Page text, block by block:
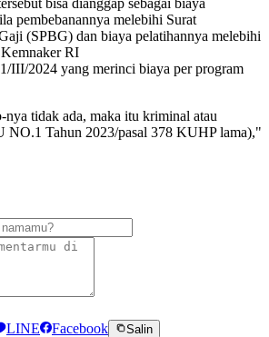
pembebanannya melebihi Surat
(SPBG) dan biaya pelatihannya melebihi
RI
III/2024 yang merinci biaya per program
tidak ada, maka itu kriminal atau
NO.1 Tahun 2023/pasal 378 KUHP lama),"
LINE Facebook Salin